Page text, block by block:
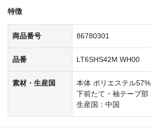
特徴
商品番号 86780301
品番 LT6SHS42M WH00
素材・生産国
本体 ポリエステル
下前たて・袖テープ
生産国：中国